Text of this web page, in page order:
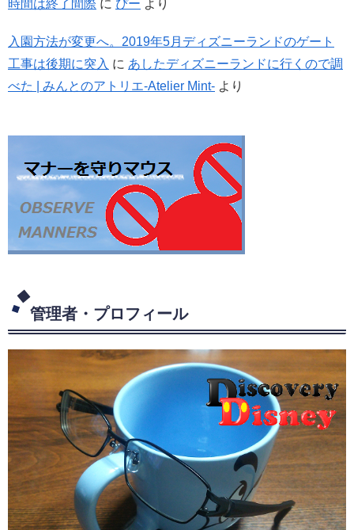
時間は終了間際 に ぴー より
入園方法が変更へ。2019年5月ディズニーランドのゲート
工事は後期に突入 に あしたディズニーランドに行くので調
べた | みんとのアトリエ-Atelier Mint- より
管理者・プロフィール